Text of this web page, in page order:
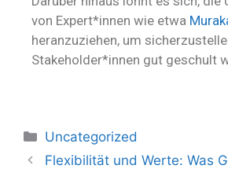
von Expert*innen wie etwa
heranzuziehen, um
Stakeholder*innen gut geschult
Uncategorized
Flexibilität und Werte: Was